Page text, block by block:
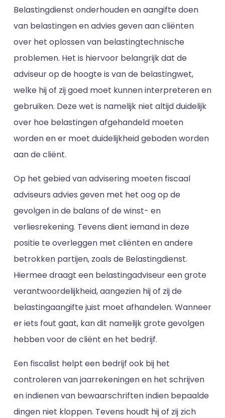
Belastingdienst onderhouden en aangifte doen
van belastingen en advies geven aan cliënten
over het oplossen van belastingtechnische
problemen. Het is hiervoor belangrijk dat de
adviseur op de hoogte is van de belastingwet,
welke hij of zij goed moet kunnen interpreteren en
gebruiken. Deze wet is namelijk niet altijd duidelijk
over hoe belastingen afgehandeld moeten
worden en er moet duidelijkheid geboden worden
aan de cliënt.
Op het gebied van advisering moeten fiscaal
adviseurs advies geven met het oog op de
gevolgen in de balans of de winst- en
verliesrekening. Tevens dient iemand in deze
positie te overleggen met cliënten en andere
betrokken partijen, zoals de Belastingdienst.
Hiermee draagt een belastingadviseur een grote
verantwoordelijkheid, aangezien hij of zij de
belastingaangifte juist moet afhandelen. Wanneer
er iets fout gaat, kan dit namelijk grote gevolgen
hebben voor de cliënt en het bedrijf.
Een fiscalist helpt een bedrijf ook bij het
controleren van jaarrekeningen en het schrijven
en indienen van bewaarschriften indien bepaalde
dingen niet kloppen. Tevens houdt hij of zij zich